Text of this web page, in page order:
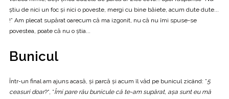
știu de nici un foc și nici o poveste, mergi cu bine băiete, acum dute dute...
!” Am plecat supărat oarecum că ma izgonit, nu că nu îmi spuse-se
povestea, poate că nu o știa...
Bunicul
Într-un final am ajuns acasă, și parcă și acum îl văd pe bunicul zicând: ”5
ceasuri doar?”, ”Îmi pare rău bunicule că te-am supărat, așa sunt eu mă